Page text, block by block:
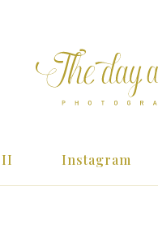
II Instagram